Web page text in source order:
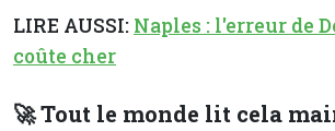
LIRE AUSSI: Naples : l'erreur de
coûte cher
🚀 Tout le monde lit cela